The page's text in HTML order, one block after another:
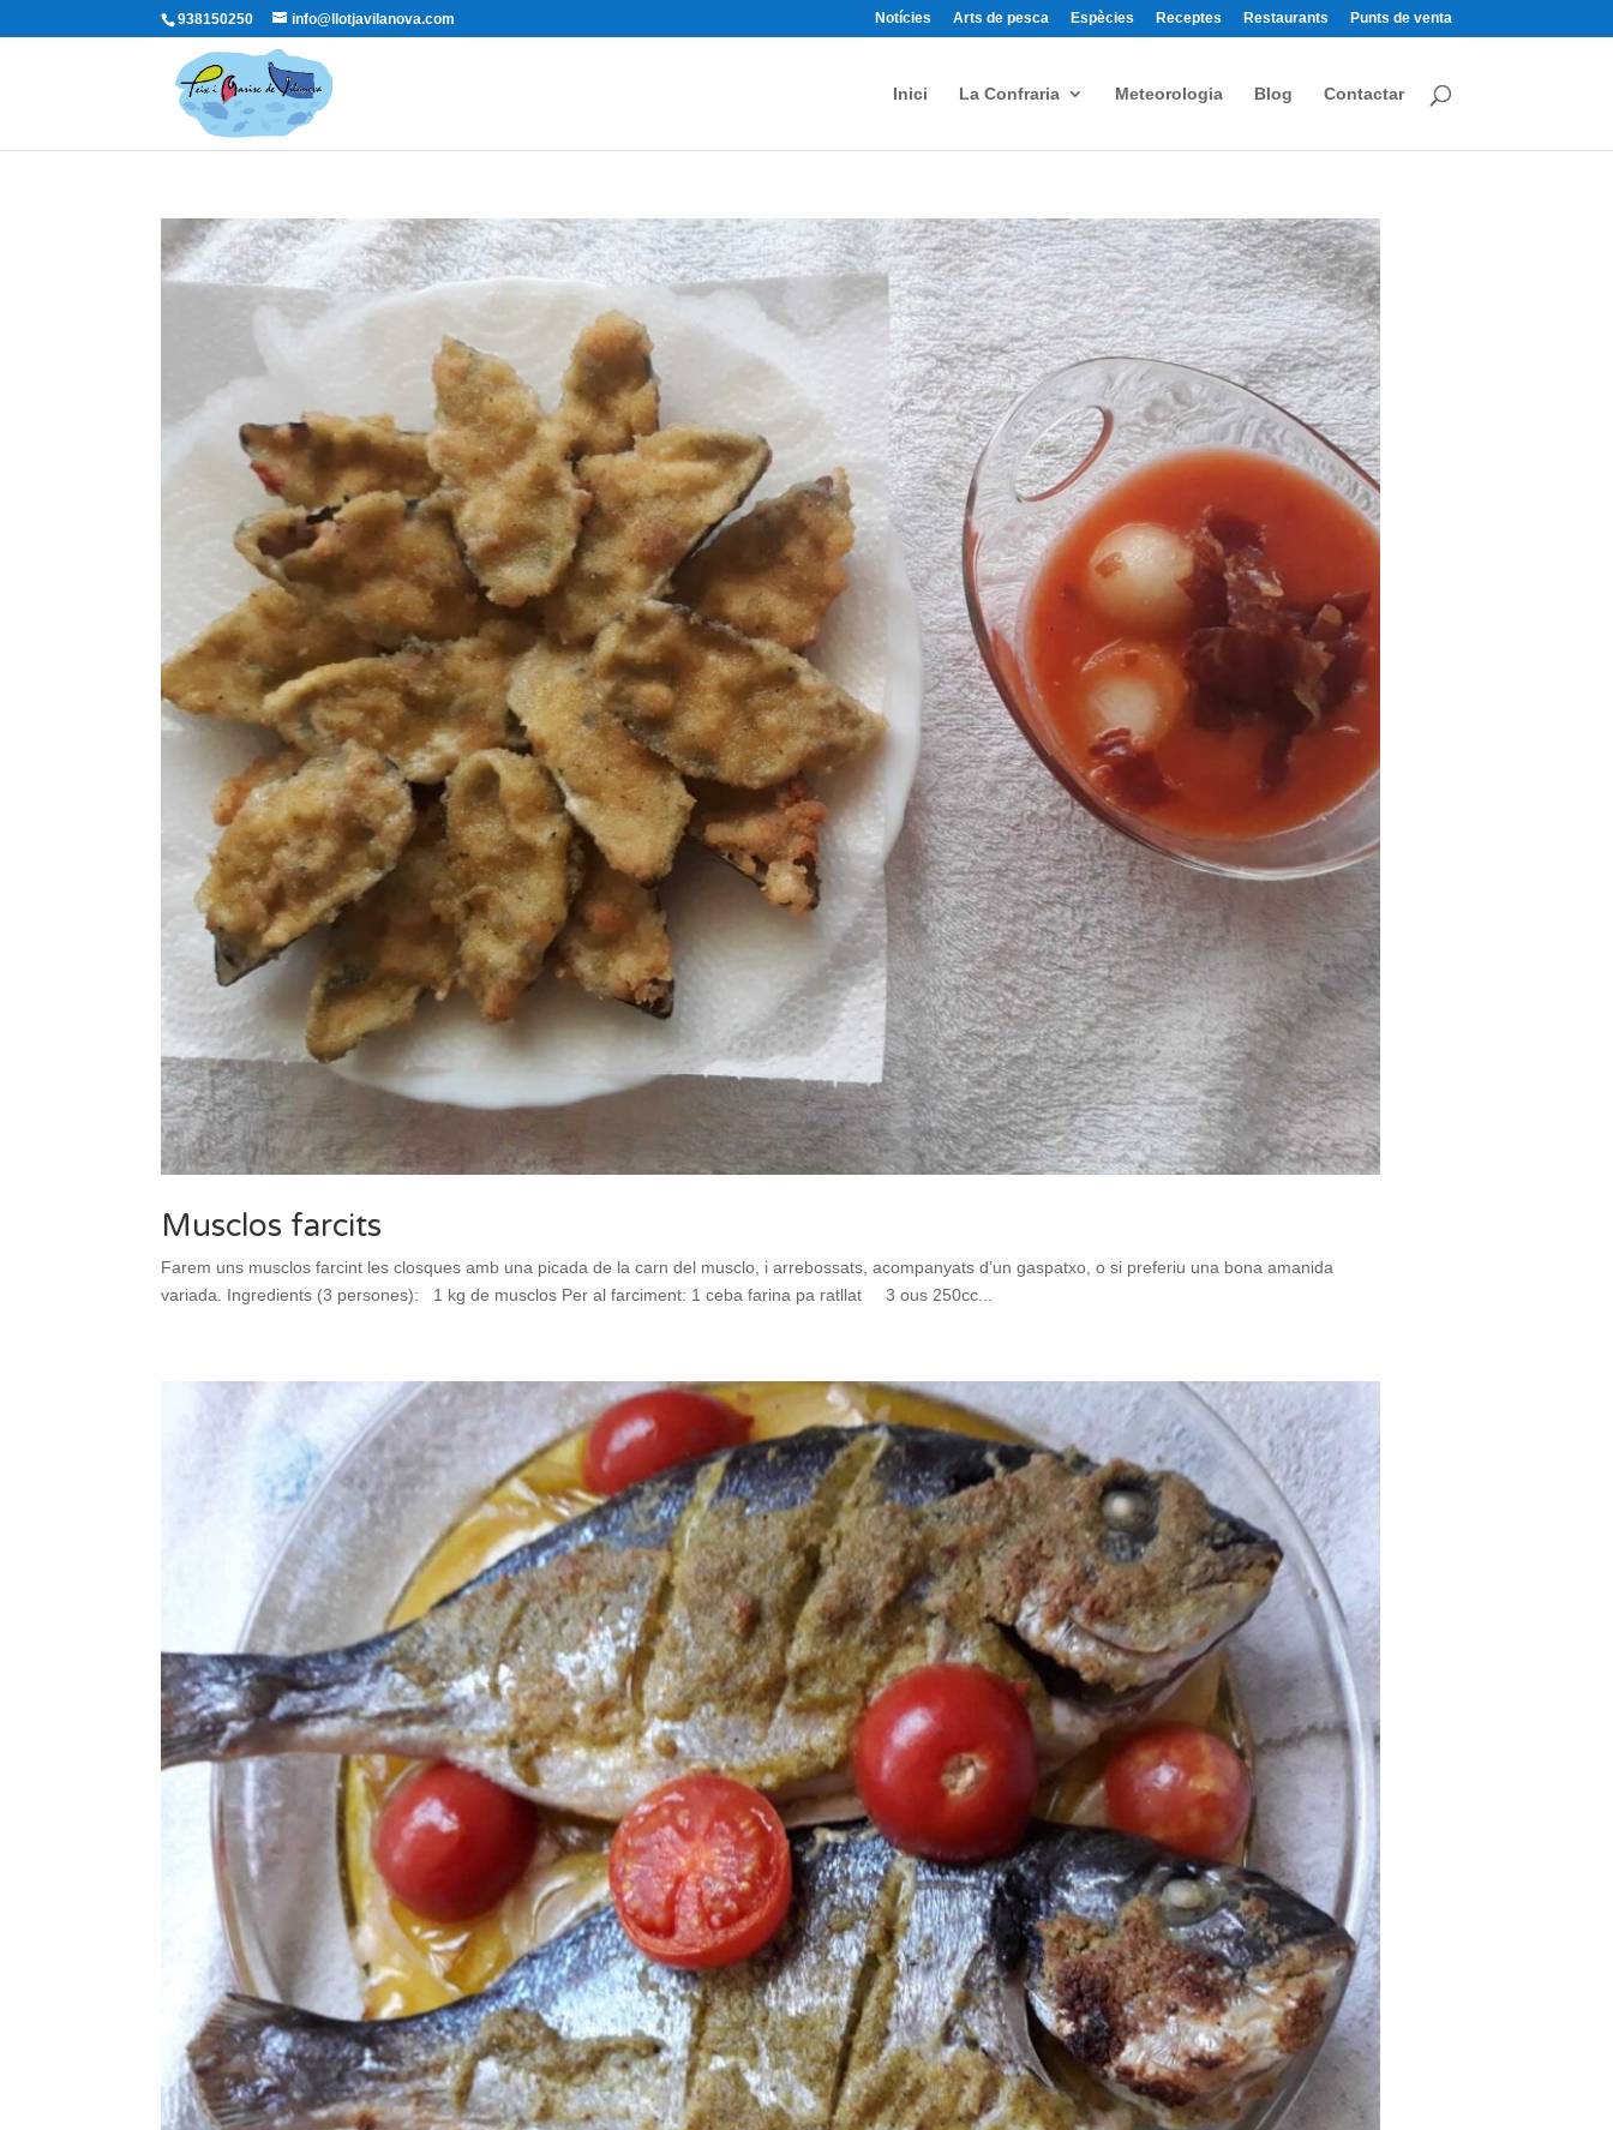
938150250 info@llotjavilanova.com Notícies Arts de pesca Espècies Receptes Restaurants Punts de venta
Inici La Confraria Meteorologia Blog Contactar
Musclos farcits
Farem uns musclos farcint les closques amb una picada de la carn del musclo, i arrebossats, acompanyats d’un gaspatxo, o si preferiu una bona amanida
variada. Ingredients (3 persones): 1 kg de musclos Per al farciment: 1 ceba farina pa ratllat 3 ous 250cc...